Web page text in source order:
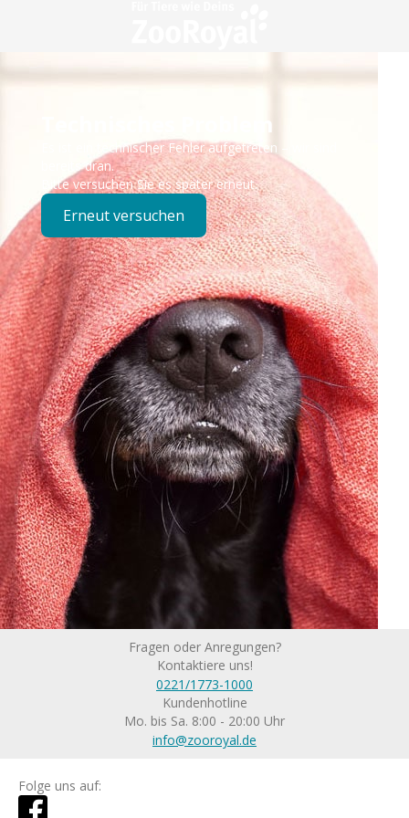
Technisches Problem
Es ist ein technischer Fehler aufgetreten – wir sind
bereits dran.
Bitte versuchen Sie es später erneut.
Erneut versuchen
Fragen oder Anregungen?
Kontaktiere uns!
0221/1773-1000
Kundenhotline
Mo. bis Sa. 8:00 - 20:00 Uhr
info@zooroyal.de
Folge uns auf: